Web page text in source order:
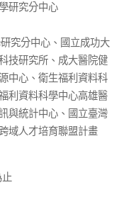
研究分中心
究分中心、國立成功大
技研究所、成大醫院健
中心、衛生福利資料科
利資料科學中心高雄醫
與統計中心、國立臺灣
域人才培育聯盟計畫